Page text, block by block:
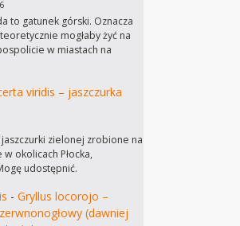
to gatunek górski. Oznacza
mogłaby żyć na
w miastach na
viridis – jaszczurka
zielonej zrobione na
w okolicach Płocka,
udostępnić.
- Gryllus locorojo –
(dawniej